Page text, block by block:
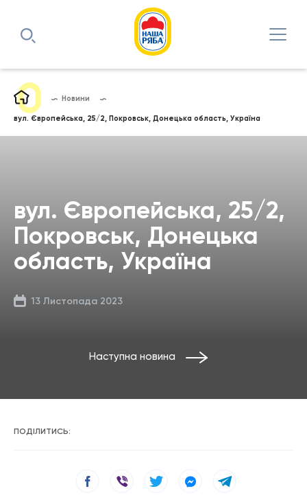
Новини
вул. Європейська, 25/2, Покровськ, Донецька область, Україна
вул. Європейська, 25/2,
Покровськ, Донецька
область, Україна
13 Листопада 2023
Наступна новина
ПОДІЛИТИСЬ: